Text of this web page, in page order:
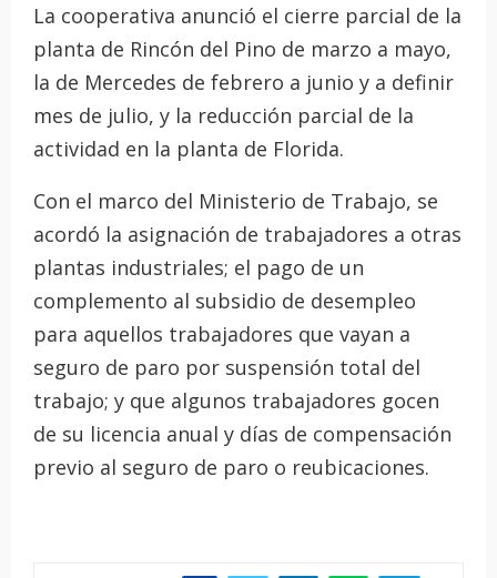
La cooperativa anunció el cierre parcial de la
planta de Rincón del Pino de marzo a mayo,
la de Mercedes de febrero a junio y a definir
mes de julio, y la reducción parcial de la
actividad en la planta de Florida.
Con el marco del Ministerio de Trabajo, se
acordó la asignación de trabajadores a otras
plantas industriales; el pago de un
complemento al subsidio de desempleo
para aquellos trabajadores que vayan a
seguro de paro por suspensión total del
trabajo; y que algunos trabajadores gocen
de su licencia anual y días de compensación
previo al seguro de paro o reubicaciones.